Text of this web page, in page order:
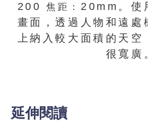
200焦距： 20mm。使
畫面，透過人物和遠處
上納入較大面積的天空
很寬廣
延伸閱讀